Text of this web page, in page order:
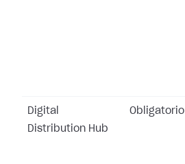
Digital
Distribution Hub
Obligatorio